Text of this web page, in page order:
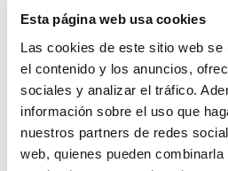
Esta página web usa cookies
Las cookies de este sitio web se
el contenido y los anuncios,
sociales y analizar el tráfico.
información sobre el uso que
nuestros partners de redes
web, quienes pueden
¿Has olvidado tu contraseña?